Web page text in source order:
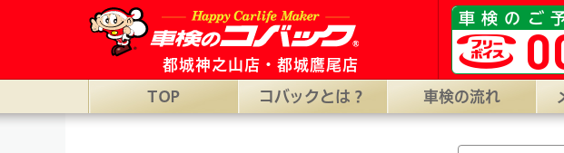
都城市の車検ならコバック都城神之山店・都城鷹尾店。［コバック都城神之山店］宮崎県都
都城神之山店・都城鷹尾店
車検のご
TOP コバックとは？ 車検の流れ